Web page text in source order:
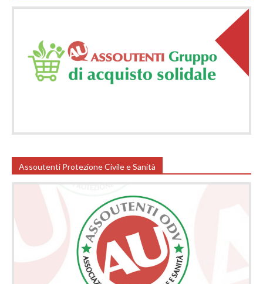
Assoutenti Protezione Civile e Sanità